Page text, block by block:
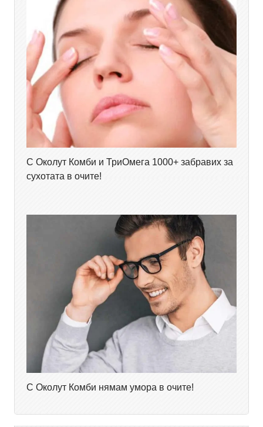
С Околут Комби и ТриОмега 1000+ забравих за
сухотата в очите!
С Околут Комби нямам умора в очите!